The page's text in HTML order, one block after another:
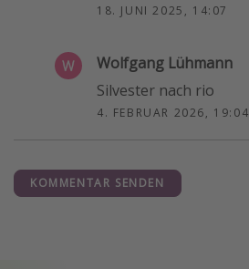
18. JUNI 2025, 14:07
Wolfgang Lühmann
Silvester nach rio
4. FEBRUAR 2026, 19:04
KOMMENTAR SENDEN